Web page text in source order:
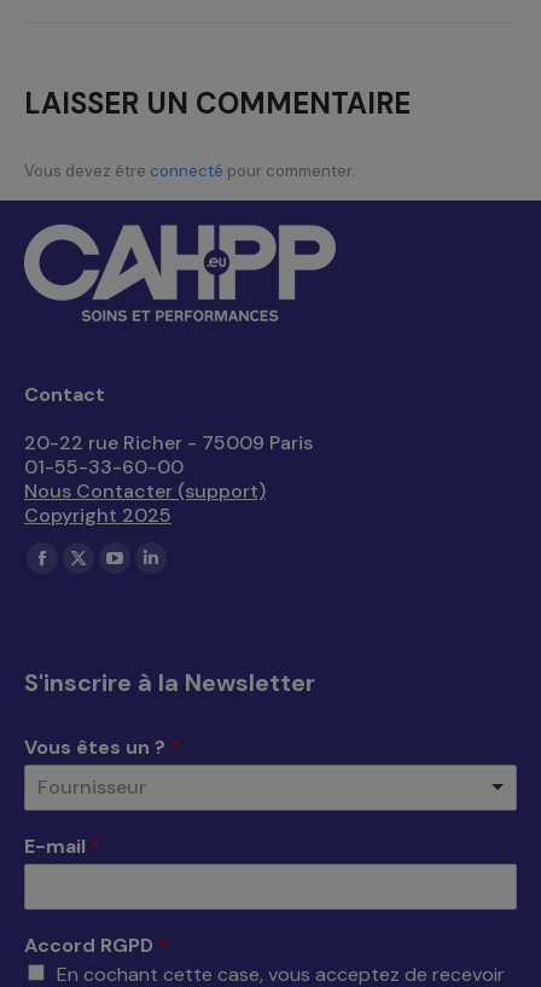
LAISSER UN COMMENTAIRE
Vous devez être connecté pour commenter.
Contact
20-22 rue Richer - 75009 Paris
01-55-33-60-00
Nous Contacter (support)
Copyright 2025
Trouvez nous sur :
La
dans
nouvelle
fenêtre
La
dans
nouvelle
fenêtre
La
dans
nouvelle
fenêtre
La
dans
nouvelle
S'inscrire à la Newsletter
Vous êtes un ? *
Fournisseur
E-mail *
Accord RGPD *
En cochant cette case, vous acceptez de recevoir